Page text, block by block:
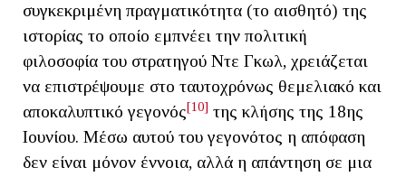
συγκεκριμένη πραγματικότητα (το αισθητό) της
ιστορίας το οποίο εμπνέει την πολιτική
φιλοσοφία του στρατηγού Ντε Γκωλ, χρειάζεται
να επιστρέψουμε στο ταυτοχρόνως θεμελιακό και
αποκαλυπτικό γεγονός[10] της κλήσης της 18ης
Ιουνίου. Μέσω αυτού του γεγονότος η απόφαση
δεν είναι μόνον έννοια, αλλά η απάντηση σε μια